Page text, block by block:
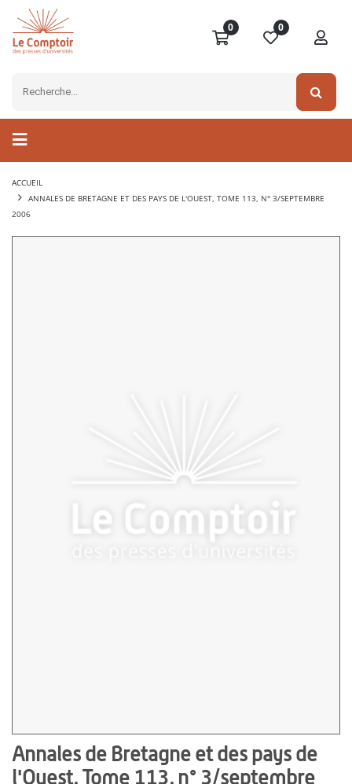
0 0
ACCUEIL
ANNALES DE BRETAGNE ET DES PAYS DE L'OUEST, TOME 113, N° 3/SEPTEMBRE
2006
Annales de Bretagne et des pays de
l'Ouest, Tome 113, n° 3/septembre